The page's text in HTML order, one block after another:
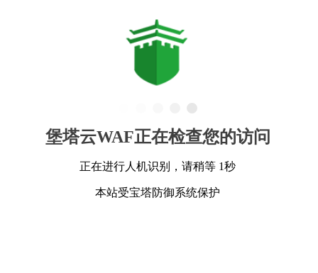
堡塔云WAF正在检查您的访问
正在进行人机识别，请稍等 1秒
本站受宝塔防御系统保护